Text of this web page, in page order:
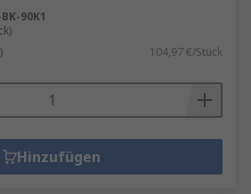
90K1
104,97 €/Stück
Hinzufügen